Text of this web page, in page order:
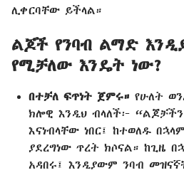
ሊቀርባቸው ይችላል።
ልጆች የንባብ ልማድ
የሚቻለው እንዴት ነው?
በተቻለ ፍጥነት ጀምሩ። የሁለት
ክሎዊ እንዲህ ብላለች፦
እናነብላቸው ነበር፤ ከተወለዱ
ያደረግነው ጥረት ክሶናል። ከጊዜ
አዳበሩ፤ እንዲያውም ንባብ